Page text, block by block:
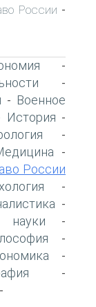
России -
-
-
- Военное
История -
-
-
России
-
-
науки -
-
-
-
-